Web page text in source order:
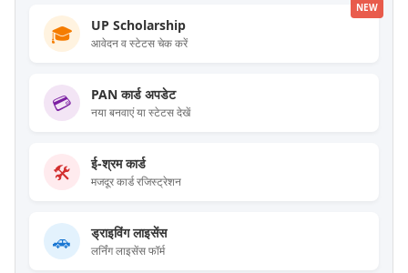
NEW
🎓 UP Scholarship
आवेदन व स्टेटस चेक करें
💳 PAN कार्ड अपडेट
नया बनवाएं या स्टेटस देखें
🛠️ ई-श्रम कार्ड
मजदूर कार्ड रजिस्ट्रेशन
🚗 ड्राइविंग लाइसेंस
लर्निंग लाइसेंस फॉर्म